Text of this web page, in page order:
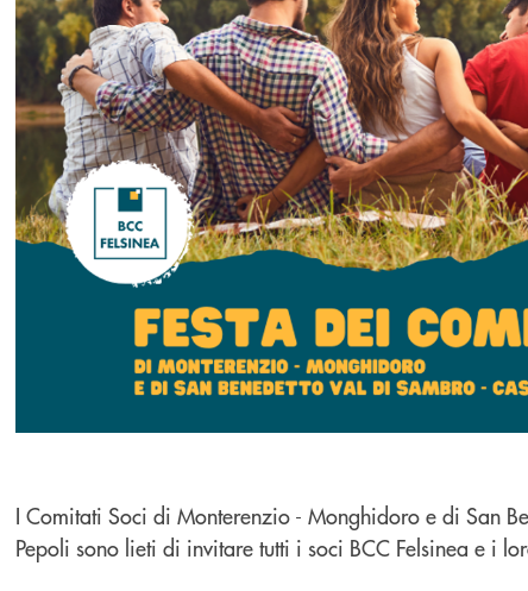
I Comitati Soci di Monterenzio - Monghidoro e di San
Pepoli sono lieti di invitare tutti i soci BCC Felsinea e i